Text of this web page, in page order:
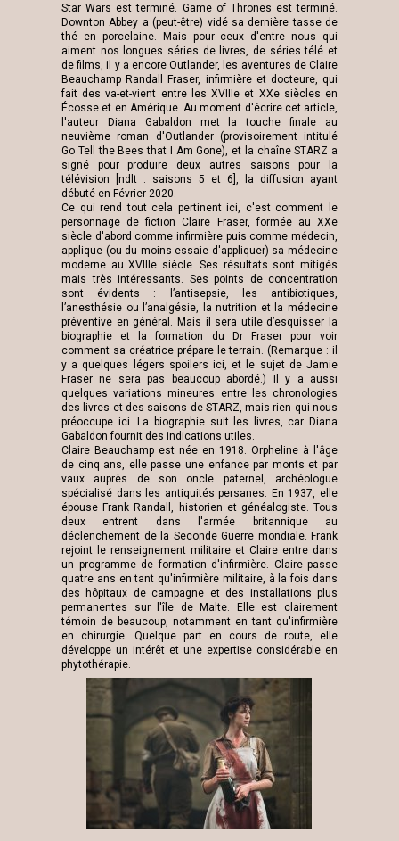
Star Wars est terminé. Game of Thrones est terminé.
Downton Abbey a (peut-être) vidé sa dernière tasse de
thé en porcelaine. Mais pour ceux d'entre nous qui
aiment nos longues séries de livres, de séries télé et
de films, il y a encore Outlander, les aventures de Claire
Beauchamp Randall Fraser, infirmière et docteure, qui
fait des va-et-vient entre les XVIIIe et XXe siècles en
Écosse et en Amérique. Au moment d'écrire cet article,
l'auteur Diana Gabaldon met la touche finale au
neuvième roman d'Outlander (provisoirement intitulé
Go Tell the Bees that I Am Gone), et la chaîne STARZ a
signé pour produire deux autres saisons pour la
télévision [ndlt : saisons 5 et 6], la diffusion ayant
débuté en Février 2020.
Ce qui rend tout cela pertinent ici, c'est comment le
personnage de fiction Claire Fraser, formée au XXe
siècle d'abord comme infirmière puis comme médecin,
applique (ou du moins essaie d'appliquer) sa médecine
moderne au XVIIIe siècle. Ses résultats sont mitigés
mais très intéressants. Ses points de concentration
sont évidents : l’antisepsie, les antibiotiques,
l’anesthésie ou l’analgésie, la nutrition et la médecine
préventive en général. Mais il sera utile d’esquisser la
biographie et la formation du Dr Fraser pour voir
comment sa créatrice prépare le terrain. (Remarque : il
y a quelques légers spoilers ici, et le sujet de Jamie
Fraser ne sera pas beaucoup abordé.) Il y a aussi
quelques variations mineures entre les chronologies
des livres et des saisons de STARZ, mais rien qui nous
préoccupe ici. La biographie suit les livres, car Diana
Gabaldon fournit des indications utiles.
Claire Beauchamp est née en 1918. Orpheline à l'âge
de cinq ans, elle passe une enfance par monts et par
vaux auprès de son oncle paternel, archéologue
spécialisé dans les antiquités persanes. En 1937, elle
épouse Frank Randall, historien et généalogiste. Tous
deux entrent dans l'armée britannique au
déclenchement de la Seconde Guerre mondiale. Frank
rejoint le renseignement militaire et Claire entre dans
un programme de formation d'infirmière. Claire passe
quatre ans en tant qu'infirmière militaire, à la fois dans
des hôpitaux de campagne et des installations plus
permanentes sur l'île de Malte. Elle est clairement
témoin de beaucoup, notamment en tant qu'infirmière
en chirurgie. Quelque part en cours de route, elle
développe un intérêt et une expertise considérable en
phytothérapie.